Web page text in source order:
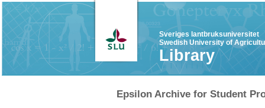
Sveriges lantbruksuniversitet
Swedish University of
Library
Epsilon Archive for Student